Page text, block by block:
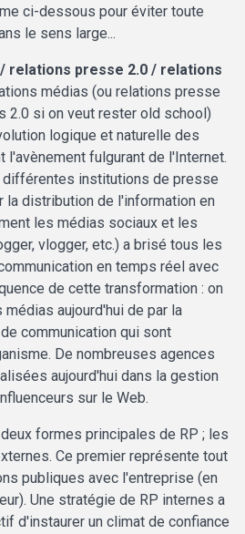
ci-dessous pour éviter toute
le sens large...
relations presse 2.0 / relations
médias (ou relations presse
2.0 si on veut rester old school)
logique et naturelle des
fulgurant de l'Internet.
différentes institutions de presse
la distribution de l'information en
les médias sociaux et les
vlogger, etc.) a brisé tous les
en temps réel avec
de cette transformation : on
aujourd'hui de par la
communication qui sont
De nombreuses agences
aujourd'hui dans la gestion
sur le Web.
formes principales de RP ; les
Ce premier représente tout
publiques avec l'entreprise (en
Une stratégie de RP internes a
d'instaurer un climat de confiance